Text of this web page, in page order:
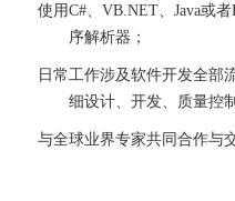
使用C#、VB.NET、Java或
序解析器；
日常工作涉及软件开发全部
细设计、开发、质量控
与全球业界专家共同合作与